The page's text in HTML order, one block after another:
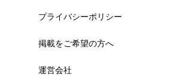
プライバシーポリシー
掲載をご希望の方へ
運営会社